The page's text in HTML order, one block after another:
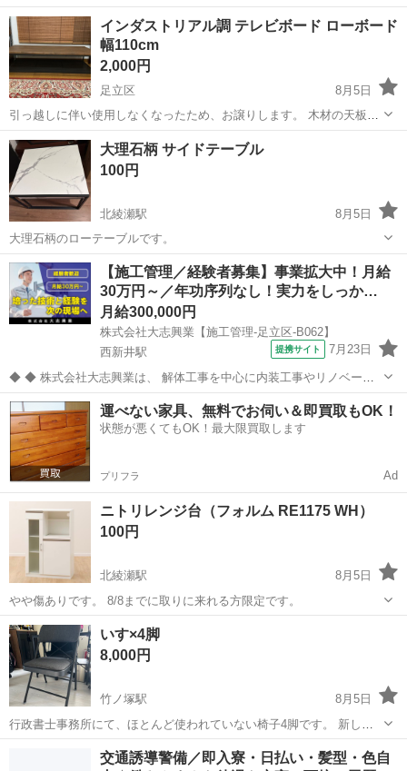
取りに来ていただける方を優先します。 搬出の際は、真ん中部分のボ
ルトを外して2分割にします。 よろしくおねがいいたします。
東京 足立区 北千住駅 ベッド
インダストリアル調 テレビボード ローボード
幅110cm
2,000円
足立区
8月5日
引っ越しに伴い使用しなくなったため、お譲りします。 木材の天板と
ブラックスチールのフレームで、インダストリアルなデザインのテレ
ビボードです。 テレビ台として使用していましたが、収納棚やディス
プレイラックとしてもお使い...
東京 足立区 収納家具
大理石柄 サイドテーブル
100円
北綾瀬駅
8月5日
大理石柄のローテーブルです。
東京 足立区 北綾瀬駅 テーブル
【施工管理／経験者募集】事業拡大中！月給
30万円～／年功序列なし！実力をしっか…
月給300,000円
株式会社大志興業【施工管理-足立区-B062】
西新井駅
提携サイト 7月23日
◆ ◆ 株式会社大志興業は、 解体工事を中心に内装工事やリノベーシ
ョン工事まで幅広く手掛ける総合建設企業です。 住宅・店舗・ビルな
ど多様な現場に対応し、解体から施工、廃棄物処理まで一貫して行っ
ています。 20代～40代の...
東京 足立区 西新井駅 その他
運べない家具、無料でお伺い＆即買取もOK！
状態が悪くてもOK！最大限買取します
プリフラ Ad
ニトリレンジ台（フォルム RE1175 WH）
100円
北綾瀬駅
8月5日
やや傷ありです。 8/8までに取りに来れる方限定です。
東京 足立区 北綾瀬駅
いす×4脚
8,000円
竹ノ塚駅
8月5日
行政書士事務所にて、ほとんど使われていない椅子4脚です。 新しい
椅子が6脚も増えたためお譲りします。
竹ノ塚駅 オフィス用家具 譲り
交通誘導警備／即入寮・日払い・髪型・色自